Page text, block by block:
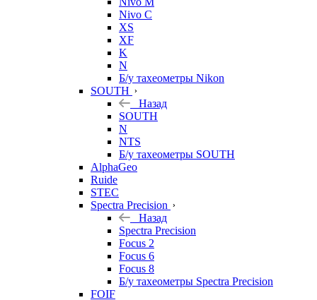
Nivo C
XS
XF
K
N
Б/у тахеометры Nikon
SOUTH
Назад
SOUTH
N
NTS
Б/у тахеометры SOUTH
AlphaGeo
Ruide
STEC
Spectra Precision
Назад
Spectra Precision
Focus 2
Focus 6
Focus 8
Б/у тахеометры Spectra Precision
FOIF